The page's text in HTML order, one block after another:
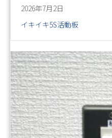
2026年7月2日
イキイキ5S活動板